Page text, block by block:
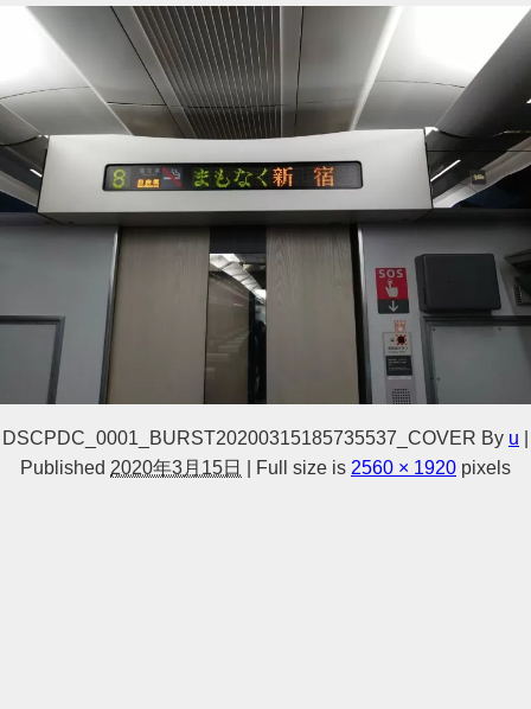
DSCPDC_0001_BURST20200315185735537_COVER By u
Published 2020年3月15日 Full size is 2560 × 1920 pixels